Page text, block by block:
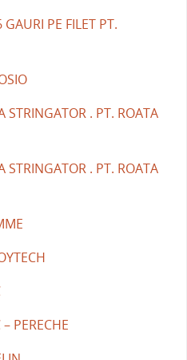
PE FILET PT.
STRINGATOR . PT. ROATA
STRINGATOR . PT. ROATA
PERECHE